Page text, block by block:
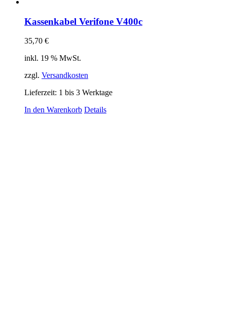
Kassenkabel Verifone V400c
35,70 €
inkl. 19 % MwSt.
zzgl. Versandkosten
Lieferzeit: 1 bis 3 Werktage
In den Warenkorb Details